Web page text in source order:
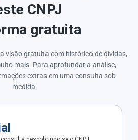
CNPJ
gratuita
visão gratuita com histórico de dívidas,
mais. Para aprofundar a análise,
extras em uma consulta sob
medida.